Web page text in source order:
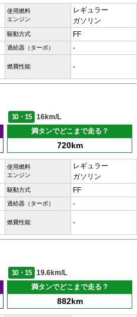
使用燃料
エンジン
レギュラー
ガソリン
駆動方式 FF
過給器（ターボ） -
燃費性能 -
10・15
16km/L
満タンでどこまで走る？
720km
使用燃料
エンジン
レギュラー
ガソリン
駆動方式 FF
過給器（ターボ） -
燃費性能 -
10・15
19.6km/L
満タンでどこまで走る？
882km